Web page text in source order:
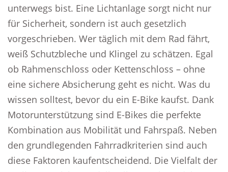
unterwegs bist. Eine Lichtanlage sorgt nicht nur
für Sicherheit, sondern ist auch gesetzlich
vorgeschrieben. Wer täglich mit dem Rad fährt,
weiß Schutzbleche und Klingel zu schätzen. Egal
ob Rahmenschloss oder Kettenschloss – ohne
eine sichere Absicherung geht es nicht. Was du
wissen solltest, bevor du ein E-Bike kaufst. Dank
Motorunterstützung sind E-Bikes die perfekte
Kombination aus Mobilität und Fahrspaß. Neben
den grundlegenden Fahrradkriterien sind auch
diese Faktoren kaufentscheidend. Die Vielfalt der